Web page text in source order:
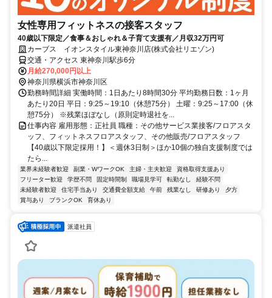
女性専用フィットネスの接客スタッフ
40歳以下限定／食事＆おしゃれ＆子育て支援有／月収32万円可
カーブス イオンスタイル東神奈川店(株式会社リエゾン)
交通・アクセス 東神奈川駅歩6分
月給270,000円以上
神奈川県横浜市神奈川区
勤務時間詳細 実働時間：1日あたり8時間30分 平均勤務日数：1ヶ月
あたり20日 平日：9:25～19:10（休憩75分） 土曜：9:25～17:00（休
憩75分） ※残業ほぼなし（原則定時退社を...
仕事内容 雇用形態：正社員 職種：その他サービス業接客/フロアスタ
ッフ、フィットネスフロアスタッフ、その他販売/フロアスタッフ
【40歳以下限定採用！】＜週休3日制＞ほか10個の独自支援制度では
たら...
業界未経験者歓迎 副業・WワークOK 主婦・主夫歓迎
資格取得支援あり
フリーター歓迎
学歴不問 固定時間制 職場見学可 転勤なし
経験不問
未経験者歓迎
住宅手当あり 交通費全額支給 午前 残業なし 研修あり
夕方
賞与あり
ブランクOK 育休あり
派遣社員